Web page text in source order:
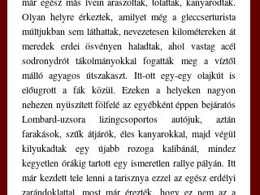
Olyan helyre érkeztek, amilyet még a gleccserturista
múltjukban sem láthattak, nevezetesen kilométereken át
meredek erdei ösvényen haladtak, ahol vastag acél
sodronydrót tákolmányokkal fogatták meg a víztől
málló agyagos útszakaszt. Itt-ott egy-egy olajkút is
előugrott a fák közül. Ezeken a helyeken nagyon
nehezen nyüszített fölfelé az egyébként éppen bejáratós
Lombard-uzsora lizingcsoportos autójuk, aztán
farakások, szűk átjárók, éles kanyarokkal, majd végül
kilyukadtak egy újabb rozoga kalibánál, mindez
kegyetlen órákig tartott egy ismeretlen rallye pályán. Itt
már kezdett tele lenni a tarisznya ezzel az egész erdélyi
zarándoklattal, most már érezték, hogy ez nem az a